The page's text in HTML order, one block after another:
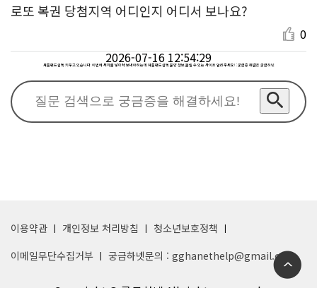
로또 복권 당첨지역 어디인지 어디서 보나요?
0
2026-07-16 12:54:29
셔틀랜드쉽독 키우고 있습니다. 이번에 새끼를 낳아서 보내야하는데 셔틀랜드쉽독 분양 정보 올릴 수 있는 사이트 알려주세요! : 궁금증 해결은 궁금하넷
이용약관 개인정보 처리방침
청소년보호정책
이메일무단수집거부
궁금하넷문의 : gghanethelp@gmail.com